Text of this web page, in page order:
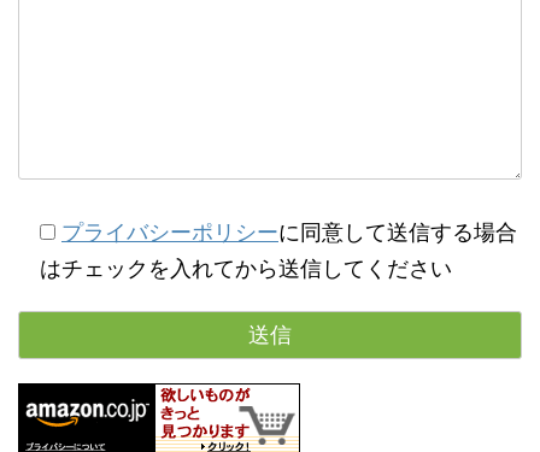
プライバシーポリシーに同意して送信する場合
はチェックを入れてから送信してください